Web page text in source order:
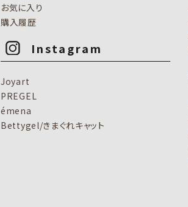
お気に入り
購入履歴
Instagram
Joyart
PREGEL
émena
Bettygel/きまぐれキャット